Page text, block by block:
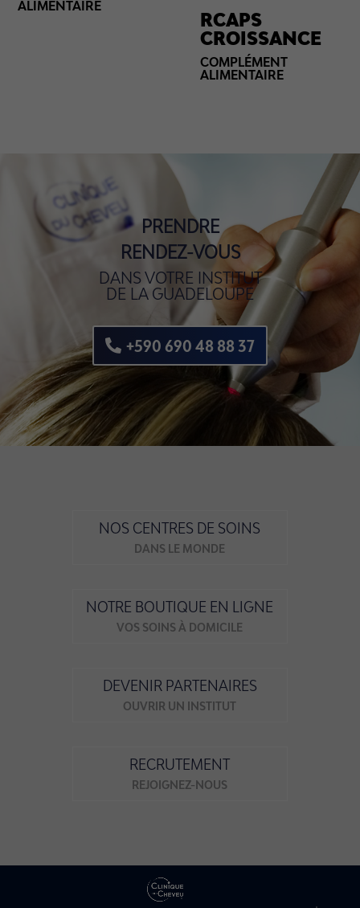
ALIMENTAIRE
RCAPS
CROISSANCE
COMPLÉMENT
ALIMENTAIRE
PRENDRE
RENDEZ-VOUS
DANS VOTRE INSTITUT
DE LA GUADELOUPE
+590 690 48 88 37
NOS CENTRES DE SOINS
DANS LE MONDE
NOTRE BOUTIQUE EN LIGNE
VOS SOINS À DOMICILE
DEVENIR PARTENAIRES
OUVRIR UN INSTITUT
RECRUTEMENT
REJOIGNEZ-NOUS